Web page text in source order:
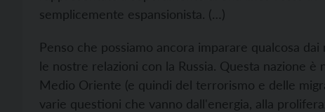
semplicemente espansionista. (…)
Penso che possiamo ancora imparare qualcosa
le nostre relazioni con la Russia. Questa nazione
Medio Oriente (e quindi del terrorismo e delle
varie questioni che vanno dall'energia, alla